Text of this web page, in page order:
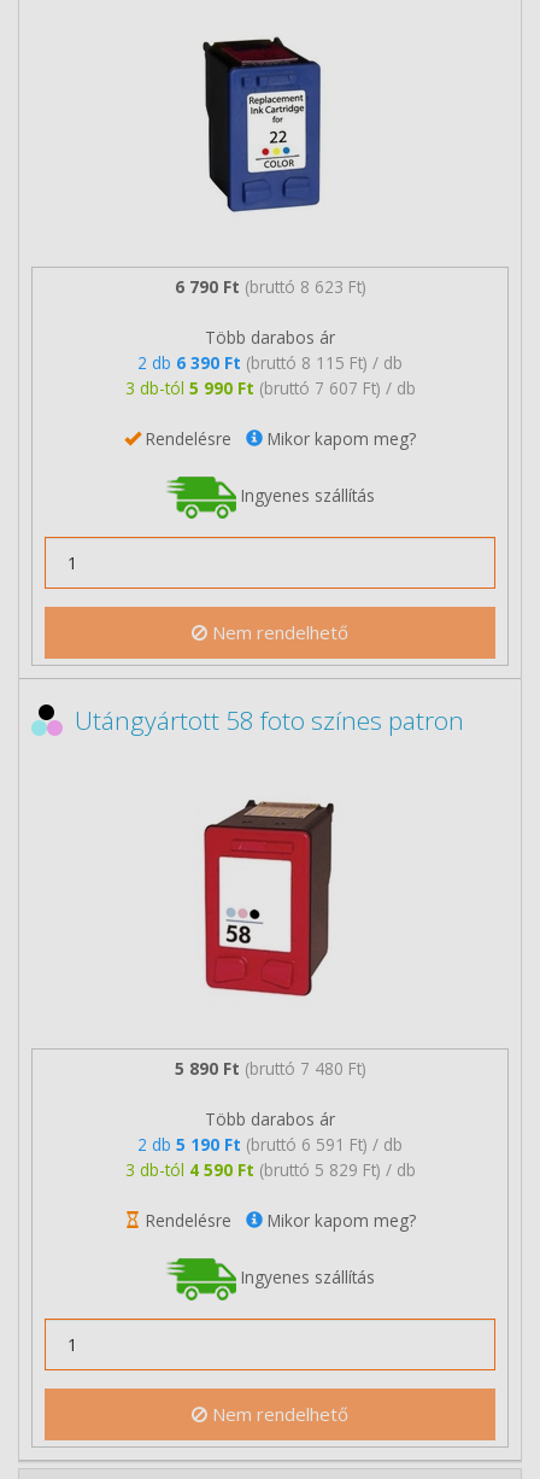
6 790 Ft (bruttó 8 623 Ft)
Több darabos ár
2 db 6 390 Ft (bruttó 8 115 Ft) / db
3 db-tól 5 990 Ft (bruttó 7 607 Ft) / db
Rendelésre Mikor kapom meg?
Ingyenes szállítás
Nem rendelhető
Utángyártott 58 foto színes patron
5 890 Ft (bruttó 7 480 Ft)
Több darabos ár
2 db 5 190 Ft (bruttó 6 591 Ft) / db
3 db-tól 4 590 Ft (bruttó 5 829 Ft) / db
Rendelésre Mikor kapom meg?
Ingyenes szállítás
Nem rendelhető